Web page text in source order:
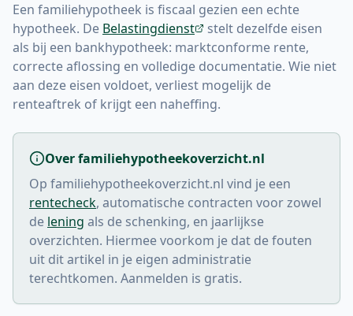
Een familiehypotheek is fiscaal gezien een echte
hypotheek. De Belastingdienst
stelt dezelfde eisen
als bij een bankhypotheek: marktconforme rente,
correcte aflossing en volledige documentatie. Wie niet
aan deze eisen voldoet, verliest mogelijk de
renteaftrek of krijgt een naheffing.
Over familiehypotheekoverzicht.nl
Op familiehypotheekoverzicht.nl vind je een
rentecheck, automatische contracten voor zowel
de lening als de schenking, en jaarlijkse
overzichten. Hiermee voorkom je dat de fouten
uit dit artikel in je eigen administratie
terechtkomen. Aanmelden is gratis.